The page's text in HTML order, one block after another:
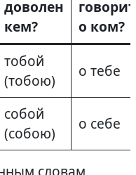
доволен
кем?
о ком?
тобой
(тобою)
о тебе
собой
(собою)
о себе
словам